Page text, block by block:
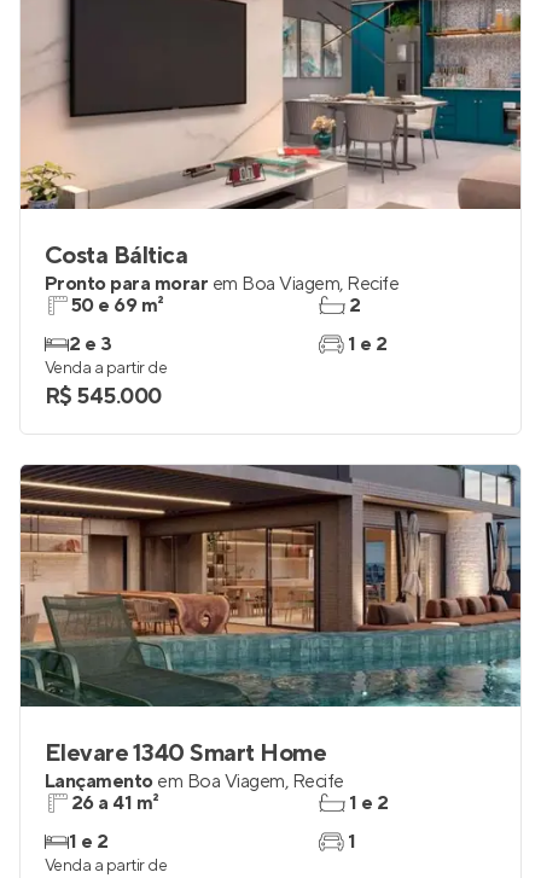
Costa Báltica
Pronto para morar em Boa Viagem, Recife
50 e 69 m²
2 e 3
2
1 e 2
Venda a partir de
R$ 545.000
Elevare 1340 Smart Home
Lançamento em Boa Viagem, Recife
26 a 41 m²
1 e 2
1 e 2
1
Venda a partir de